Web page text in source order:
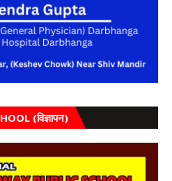
(विज्ञापन)